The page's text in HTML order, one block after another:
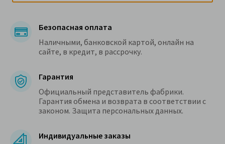
Безопасная оплата
Наличными, банковской картой, онлайн на
сайте, в кредит, в рассрочку.
Гарантия
Официальный представитель фабрики.
Гарантия обмена и возврата в соответствии с
законом. Защита персональных данных.
Индивидуальные заказы